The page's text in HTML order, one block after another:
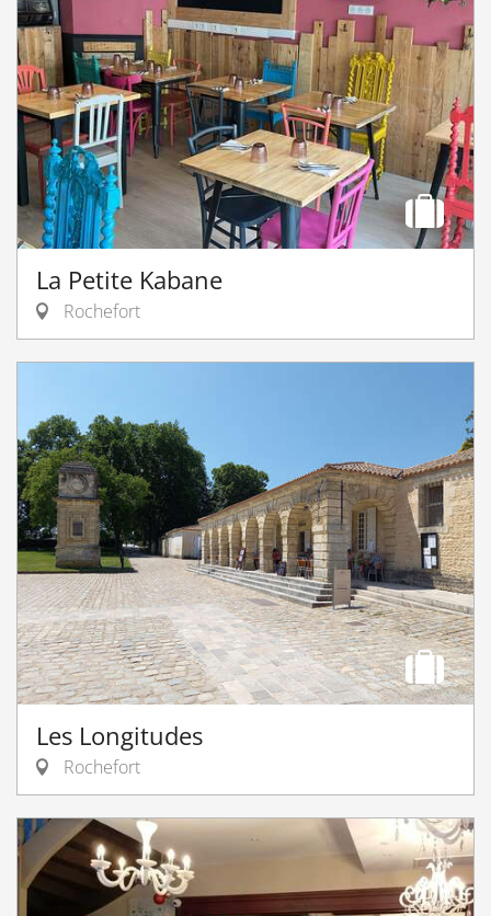
La Petite Kabane
Rochefort
Les Longitudes
Rochefort